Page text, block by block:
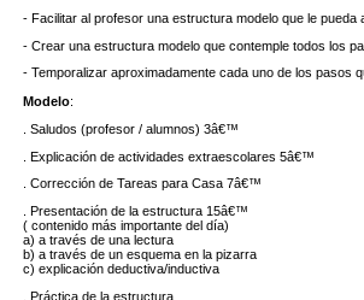
- Facilitar al profesor una estructura modelo que le
- Crear una estructura modelo que contemple todos los
- Temporalizar aproximadamente cada uno de los pasos
Modelo:
. Saludos (profesor / alumnos) 3â€™
. Explicación de actividades extraescolares 5â€™
. Corrección de Tareas para Casa 7â€™
. Presentación de la estructura 15â€™
( contenido más importante del día)
a) a través de una lectura
b) a través de un esquema en la pizarra
c) explicación deductiva/inductiva
. Práctica de la estructura